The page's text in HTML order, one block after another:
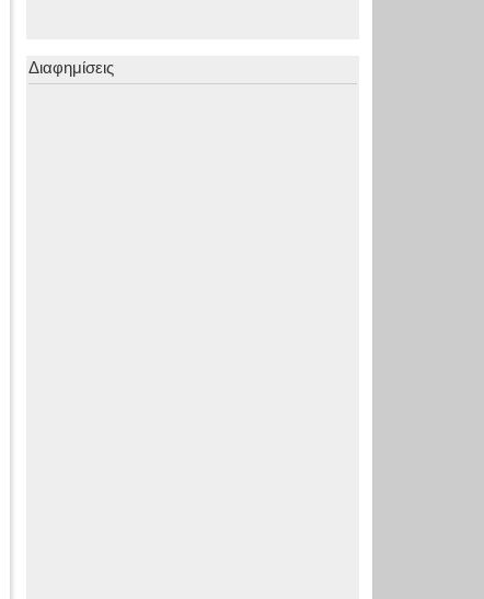
Διαφημίσεις